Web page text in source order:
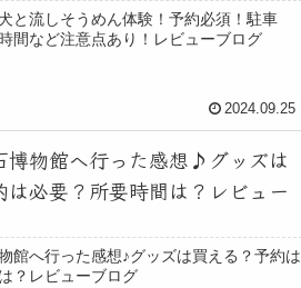
と流しそうめん体験！予約必須！駐車
間など注意点あり！レビューブログ
2024.09.25
博物館へ行った感想♪グッズは
は必要？所要時間は？レビュー
館へ行った感想♪グッズは買える？予約は
？レビューブログ